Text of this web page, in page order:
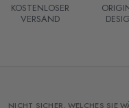
KOSTENLOSER
VERSAND
NICHT SICHER, WELCHES SIE